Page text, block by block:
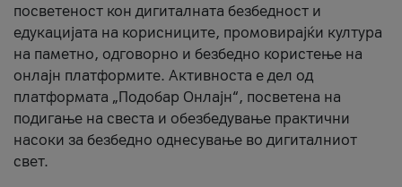
посветеност кон дигиталната безбедност и
едукацијата на корисниците, промовирајќи култура
на паметно, одговорно и безбедно користење на
онлајн платформите. Активноста е дел од
платформата „Подобар Онлајн“, посветена на
подигање на свеста и обезбедување практични
насоки за безбедно однесување во дигиталниот
свет.